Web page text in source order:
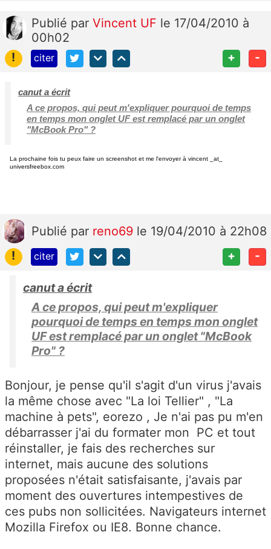
Publié par Vincent UF le 17/04/2010 à
00h02
!
citer + -
canut a écrit
A ce propos, qui peut m'expliquer pourquoi de temps
en temps mon onglet UF est remplacé par un onglet
"McBook Pro" ?
La prochaine fois tu peux faire un screenshot et me l'envoyer à vincent _at_
universfreebox.com
Publié par reno69 le 19/04/2010 à 22h08
!
citer + -
canut a écrit
A ce propos, qui peut m'expliquer
pourquoi de temps en temps mon onglet
UF est remplacé par un onglet "McBook
Pro" ?
Bonjour, je pense qu'il s'agit d'un virus j'avais
la même chose avec "La loi Tellier" , "La
machine à pets", eorezo , Je n'ai pas pu m'en
débarrasser j'ai du formater mon PC et tout
réinstaller, je fais des recherches sur
internet, mais aucune des solutions
proposées n'était satisfaisante, j'avais par
moment des ouvertures intempestives de
ces pubs non sollicitées. Navigateurs internet
Mozilla Firefox ou IE8. Bonne chance.